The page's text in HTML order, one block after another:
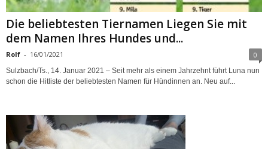
Die beliebtesten Tiernamen Liegen Sie mit
dem Namen Ihres Hundes und...
Rolf - 16/01/2021 0
Sulzbach/Ts., 14. Januar 2021 – Seit mehr als einem Jahrzehnt führt Luna nun
schon die Hitliste der beliebtesten Namen für Hündinnen an. Neu auf...